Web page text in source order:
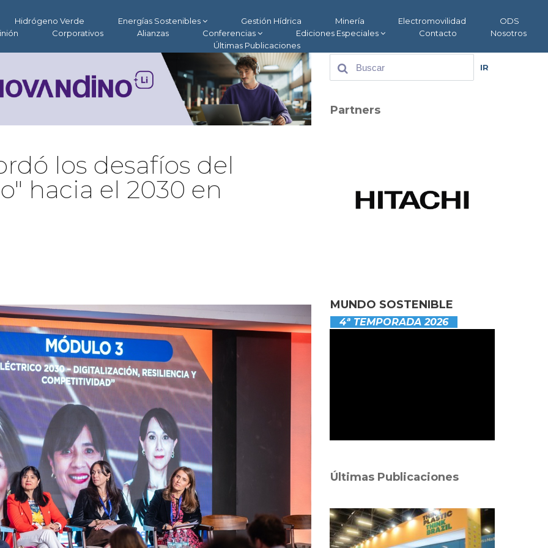
Hidrógeno Verde Energías Sostenibles Gestión Hídrica Minería Electromovilidad
ODS
Corporativos Alianzas Conferencias Ediciones Especiales Contacto
Nosotros
Últimas Publicaciones
los desafíos del
hacia el 2030 en
IR
Partners
MUNDO SOSTENIBLE
4ª TEMPORADA 2026
Últimas Publicaciones